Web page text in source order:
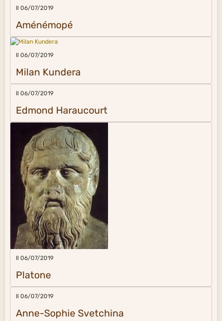
Il 06/07/2019
Aménémopé
Il 06/07/2019
Milan Kundera
Il 06/07/2019
Edmond Haraucourt
Il 06/07/2019
Platone
Il 06/07/2019
Anne-Sophie Svetchina